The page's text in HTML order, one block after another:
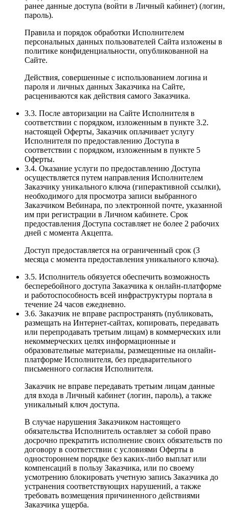
ранее данные доступа (войти в Личный кабинет) (логин,
пароль).
Правила и порядок обработки Исполнителем
персональных данных пользователей Сайта изложены в
политике конфиденциальности, опубликованной на
Сайте.
Действия, совершенные с использованием логина и
пароля и личных данных Заказчика на Сайте,
расцениваются как действия самого Заказчика.
3.3. После авторизации на Сайте Исполнителя в
соответствии с порядком, изложенным в пункте 3.2.
настоящей Оферты, Заказчик оплачивает услугу
Исполнителя по предоставлению Доступа в
соответствии с порядком, изложенным в пункте 5
Оферты.
3.4. Оказание услуги по предоставлению Доступа
осуществляется путем направления Исполнителем
Заказчику уникального ключа (гиперактивной ссылки),
необходимого для просмотра записи выбранного
Заказчиком Вебинара, по электронной почте, указанной
им при регистрации в Личном кабинете. Срок
предоставления Доступа составляет не более 2 рабочих
дней с момента Акцепта.
Доступ предоставляется на ограниченный срок (3
месяца с момента предоставления уникального ключа).
3.5. Исполнитель обязуется обеспечить возможность
бесперебойного доступа Заказчика к онлайн-платформе
и работоспособность всей инфраструктуры портала в
течение 24 часов ежедневно.
3.6. Заказчик не вправе распространять (публиковать,
размещать на Интернет-сайтах, копировать, передавать
или перепродавать третьим лицам) в коммерческих или
некоммерческих целях информационные и
образовательные материалы, размещенные на онлайн-
платформе Исполнителя, без предварительного
письменного согласия Исполнителя.
Заказчик не вправе передавать третьим лицам данные
для входа в Личный кабинет (логин, пароль), а также
уникальный ключ доступа.
В случае нарушения Заказчиком настоящего
обязательства Исполнитель оставляет за собой право
досрочно прекратить исполнение своих обязательств по
договору в соответствии с условиями Оферты в
одностороннем порядке без каких-либо выплат или
компенсаций в пользу Заказчика, или по своему
усмотрению блокировать учетную запись Заказчика до
устранения соответствующих нарушений, а также
требовать возмещения причиненного действиями
Заказчика ущерба.